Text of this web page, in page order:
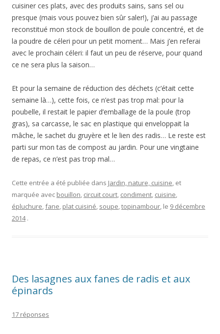
cuisiner ces plats, avec des produits sains, sans sel ou
presque (mais vous pouvez bien sûr saler!), j’ai au passage
reconstitué mon stock de bouillon de poule concentré, et de
la poudre de céleri pour un petit moment… Mais j’en referai
avec le prochain céleri: il faut un peu de réserve, pour quand
ce ne sera plus la saison…
Et pour la semaine de réduction des déchets (c’était cette
semaine là…), cette fois, ce n’est pas trop mal: pour la
poubelle, il restait le papier d’emballage de la poule (trop
gras), sa carcasse, le sac en plastique qui enveloppait la
mâche, le sachet du gruyère et le lien des radis… Le reste est
parti sur mon tas de compost au jardin. Pour une vingtaine
de repas, ce n’est pas trop mal…
Cette entrée a été publiée dans Jardin, nature, cuisine, et
marquée avec bouillon, circuit court, condiment, cuisine,
épluchure,fane, plat cuisiné, soupe,topinambour, le 9 décembre
2014 .
Des lasagnes aux fanes de radis et aux
épinards
17 réponses